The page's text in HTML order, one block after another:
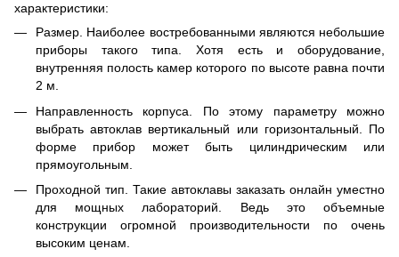
характеристики:
Размер. Наиболее востребованными являются небольшие
приборы такого типа. Хотя есть и оборудование,
внутренняя полость камер которого по высоте равна почти
2 м.
Направленность корпуса. По этому параметру можно
выбрать автоклав вертикальный или горизонтальный. По
форме прибор может быть цилиндрическим или
прямоугольным.
Проходной тип. Такие автоклавы заказать онлайн уместно
для мощных лабораторий. Ведь это объемные
конструкции огромной производительности по очень
высоким ценам.